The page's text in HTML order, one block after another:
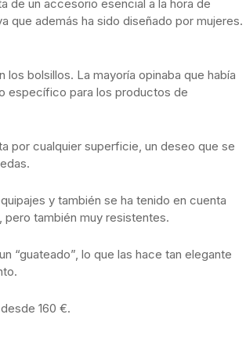
de un accesorio esencial a la hora de
que además ha sido diseñado por mujeres.
bolsillos. La mayoría opinaba que había
específico para los productos de
por cualquier superficie, un deseo que se
y también se ha tenido en cuenta
pero también muy resistentes.
“guateado”, lo que las hace tan elegante
160 €.